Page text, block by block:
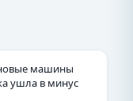
машины
ушла в минус